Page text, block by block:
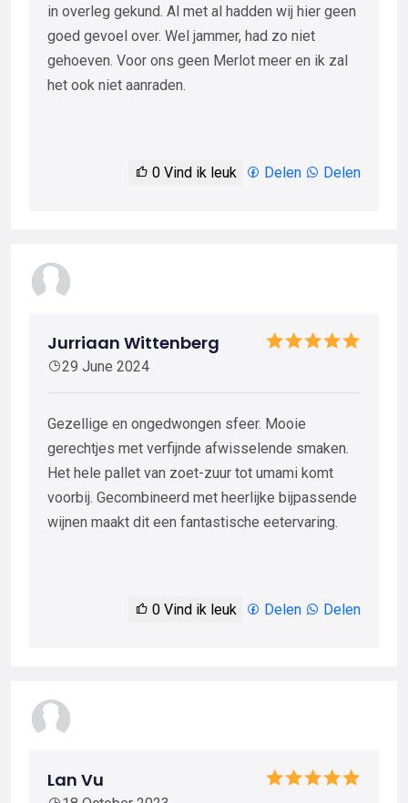
in overleg gekund. Al met al hadden wij hier geen
goed gevoel over. Wel jammer, had zo niet
gehoeven. Voor ons geen Merlot meer en ik zal
het ook niet aanraden.
0 Vind ik leuk Delen Delen
Jurriaan Wittenberg
29 June 2024
Gezellige en ongedwongen sfeer. Mooie
gerechtjes met verfijnde afwisselende smaken.
Het hele pallet van zoet-zuur tot umami komt
voorbij. Gecombineerd met heerlijke bijpassende
wijnen maakt dit een fantastische eetervaring.
0 Vind ik leuk Delen Delen
Lan Vu